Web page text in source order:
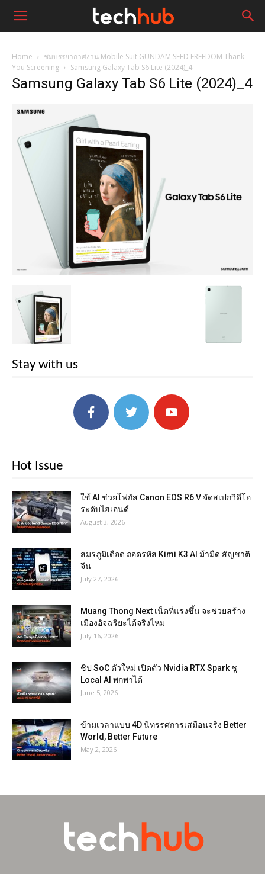
Home
ชมบรรยากาศงาน Mobile Suit GUNDAM SEED FREEDOM Thank
You Screening
Samsung Galaxy Tab S6 Lite (2024)_4
Samsung Galaxy Tab S6 Lite (2024)_4
Stay with us
Hot Issue
ใช้ AI ช่วยโฟกัส Canon EOS R6 V จัดสเปกวิดีโอ
ระดับไฮเอนด์
August 3, 2026
สมรภูมิเดือด ถอดรหัส Kimi K3 AI ม้ามืด สัญชาติ
จีน
July 27, 2026
Muang Thong Next เน็ตที่แรงขึ้น จะช่วยสร้าง
เมืองอัจฉริยะได้จริงไหม
July 16, 2026
ชิป SoC ตัวใหม่ เปิดตัว Nvidia RTX Spark ชู
Local AI พกพาได้
June 5, 2026
ข้ามเวลาแบบ 4D นิทรรศการเสมือนจริง Better
World, Better Future
May 2, 2026